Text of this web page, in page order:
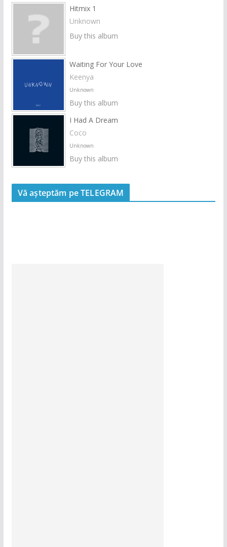
Hitmix 1
Unknown
Buy this album
Waiting For Your Love
Keenya
Unknown
Buy this album
I Had A Dream
Coco
Unknown
Buy this album
Vă așteptăm pe TELEGRAM